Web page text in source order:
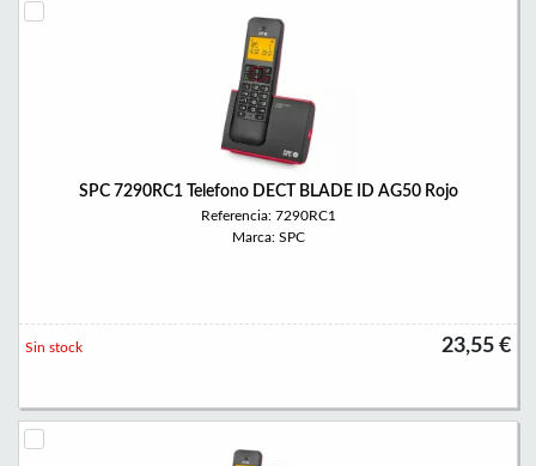
SPC 7290RC1 Telefono DECT BLADE ID AG50 Rojo
Referencia: 7290RC1
Marca: SPC
23,55 €
Sin stock